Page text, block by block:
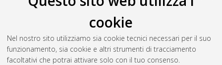
cookie
Nel nostro sito utilizziamo sia cookie tecnici necessari per il suo
funzionamento, sia cookie e altri strumenti di tracciamento
facoltativi che potrai attivare solo con il tuo consenso.
Silva Peretta, Eden (2010)Anticorpi. La danza Butō come
matrice epistemologica per una pedagogia critica del corpo
[Dissertation thesis], Alma Mater Studiorum Università di
Bologna. Dottorato di ricerca inStudi teatrali e
cinematografici, 22 Ciclo.